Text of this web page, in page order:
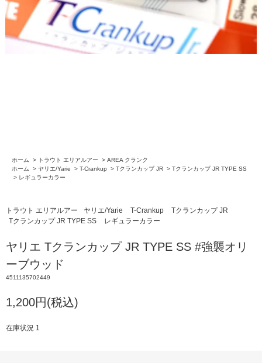
ホーム > トラウト エリアルアー > AREA クランク
ホーム
> ヤリエ/Yarie > T-Crankup > Tクランカップ JR > Tクランカップ JR TYPE SS
> レギュラーカラー
トラウト エリアルアー ヤリエ/Yarie T-Crankup
Tクランカップ JR
Tクランカップ JR TYPE SS
レギュラーカラー
ヤリエ Tクランカップ JR TYPE SS #強襲オリ
ーブウッド
4511135702449
1,200円(税込)
在庫状況 1